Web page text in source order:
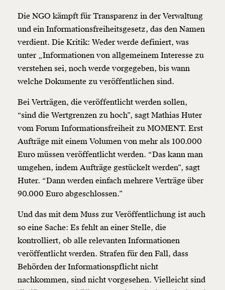
Die NGO kämpft für Transparenz in der Verwaltung
und ein Informationsfreiheitsgesetz, das den Namen
verdient. Die Kritik: Weder werde definiert, was
unter „Informationen von allgemeinem Interesse zu
verstehen sei, noch werde vorgegeben, bis wann
welche Dokumente zu veröffentlichen sind.
Bei Verträgen, die veröffentlicht werden sollen,
“sind die Wertgrenzen zu hoch”, sagt Mathias Huter
vom Forum Informationsfreiheit zu MOMENT. Erst
Aufträge mit einem Volumen von mehr als 100.000
Euro müssen veröffentlicht werden. “Das kann man
umgehen, indem Aufträge gestückelt werden”, sagt
Huter. “Dann werden einfach mehrere Verträge über
90.000 Euro abgeschlossen.”
Und das mit dem Muss zur Veröffentlichung ist auch
so eine Sache: Es fehlt an einer Stelle, die
kontrolliert, ob alle relevanten Informationen
veröffentlicht werden. Strafen für den Fall, dass
Behörden der Informationspflicht nicht
nachkommen, sind nicht vorgesehen. Vielleicht sind